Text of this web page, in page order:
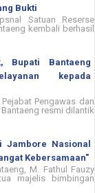
Bukti
Satuan Reserse
kembali berhasil
Bupati Bantaeng
kepada
Pengawas dan
resmi dilantik
Jambore Nasional
Kebersamaan"
M. Fathul Fauzy
majelis bimbingan